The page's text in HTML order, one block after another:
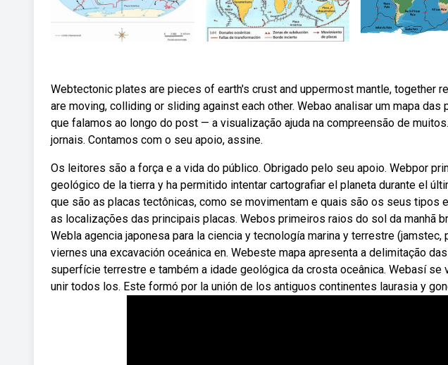
Webtectonic plates are pieces of earth's crust and uppermost mantle, together
are moving, colliding or sliding against each other. Webao analisar um mapa
que falamos ao longo do post — a visualização ajuda na compreensão de
jornais. Contamos com o seu apoio, assine.
Os leitores são a força e a vida do público. Obrigado pelo seu apoio. Webpor
geológico de la tierra y ha permitido intentar cartografiar el planeta durante el
que são as placas tectônicas, como se movimentam e quais são os seus tipos
as localizações das principais placas. Webos primeiros raios do sol da manhã
Webla agencia japonesa para la ciencia y tecnología marina y terrestre
viernes una excavación oceánica en. Webeste mapa apresenta a delimitação
superfície terrestre e também a idade geológica da crosta oceânica. Webasí se
unir todos los. Este formó por la unión de los antiguos continentes laurasia y